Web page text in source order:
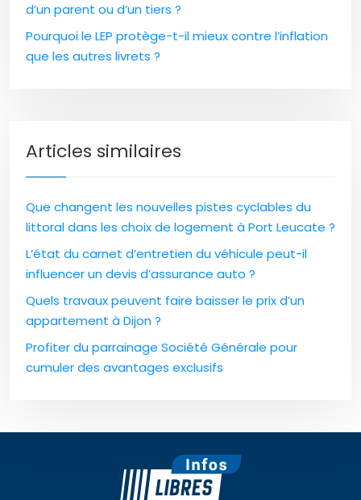
d’un parent ou d’un tiers ?
Pourquoi le LEP protège-t-il mieux contre l’inflation
que les autres livrets ?
Articles similaires
Que changent les nouvelles pistes cyclables du
littoral dans les choix de logement à Port Leucate ?
L’état du carnet d’entretien du véhicule peut-il
influencer un devis d’assurance auto ?
Quels travaux peuvent faire baisser le prix d’un
appartement à Dijon ?
Profiter du parrainage Société Générale pour
cumuler des avantages exclusifs